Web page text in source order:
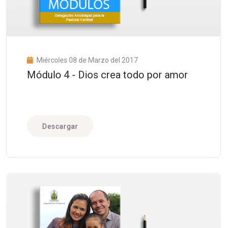
Miércoles 08 de Marzo del 2017
Módulo 4 - Dios crea todo por amor
Descargar